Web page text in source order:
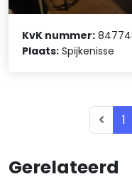
Gerelateerd
KvK nummer:
Plaats: Spijkenisse
1